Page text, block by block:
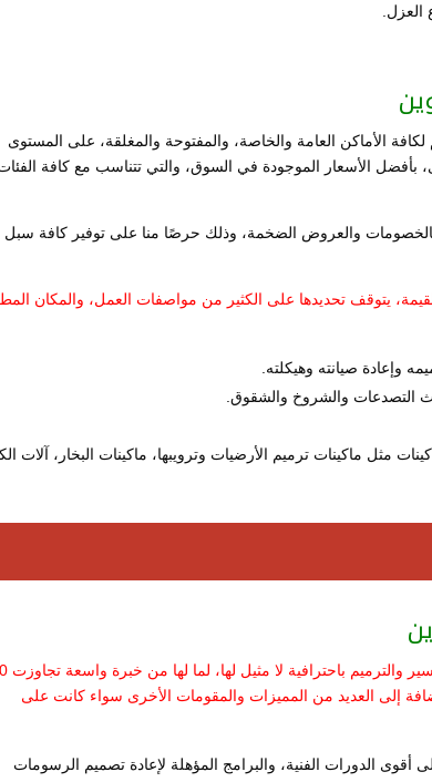
العزل.
الأماكن العامة والخاصة، والمفتوحة والمغلقة، على المستوى
الأسعار الموجودة في السوق، والتي تتناسب مع كافة
والعروض الضخمة، وذلك حرصًا منا على توفير كافة سبل
يتوقف تحديدها على الكثير من مواصفات العمل، والمكان
وإعادة صيانته وهيكلته.
التصدعات والشروخ والشقوق.
مثل ماكينات ترميم الأرضيات وترويبها، ماكينات البخار، آلات
تعد شركتنا من أفضل وأحسن الشركات
إلى العديد من المميزات والمقومات الأخرى سواء كانت على
الدورات الفنية، والبرامج المؤهلة لإعادة تصميم الرسومات